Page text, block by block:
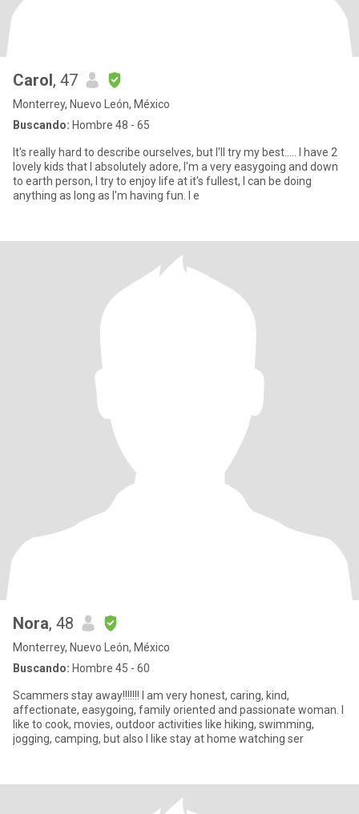
Carol, 47
Monterrey, Nuevo León, México
Buscando: Hombre 48 - 65
It's really hard to describe ourselves, but I'll try my best..... I have 2
lovely kids that I absolutely adore, I'm a very easygoing and down
to earth person, I try to enjoy life at it's fullest, I can be doing
anything as long as I'm having fun. I e
Nora, 48
Monterrey, Nuevo León, México
Buscando: Hombre 45 - 60
Scammers stay away!!!!!!! I am very honest, caring, kind,
affectionate, easygoing, family oriented and passionate woman. I
like to cook, movies, outdoor activities like hiking, swimming,
jogging, camping, but also I like stay at home watching ser